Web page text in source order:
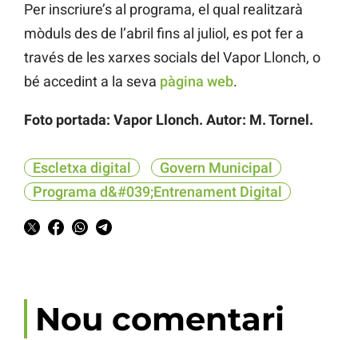
Per inscriure’s al programa, el qual realitzarà
mòduls des de l’abril fins al juliol, es pot fer a
través de les xarxes socials del Vapor Llonch, o
bé accedint a la seva pàgina web.
Foto portada: Vapor Llonch. Autor: M. Tornel.
Escletxa digital
Govern Municipal
Programa d&#039;Entrenament Digital
Nou comentari